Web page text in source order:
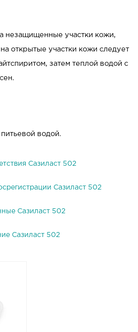
незащищенные участки кожи,
открытые участки кожи следует
затем теплой водой с
водой.
Сазиласт 502
Сазиласт 502
Сазиласт 502
Сазиласт 502